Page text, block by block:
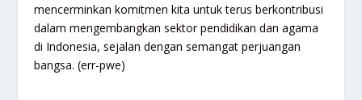
mencerminkan komitmen kita untuk terus berkontribusi
dalam mengembangkan sektor pendidikan dan agama
di Indonesia, sejalan dengan semangat perjuangan
bangsa. (err-pwe)